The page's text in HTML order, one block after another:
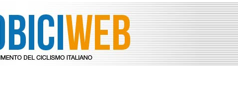
TOUR DE FRANCE. ORCIERES-MERLETTE INCORONA CARAPAZ
TOUR DE FRANCE. A VOIRON TRIONFO DI PHILIPSEN SU SCHMID E